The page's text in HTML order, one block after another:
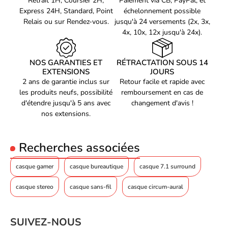
Express 24H, Standard, Point
Relais ou sur Rendez-vous.
échelonnement possible
jusqu'à 24 versements (2x, 3x,
4x, 10x, 12x jusqu'à 24x).
NOS GARANTIES ET
EXTENSIONS
2 ans de garantie inclus sur
les produits neufs, possibilité
d'étendre jusqu'à 5 ans avec
nos extensions.
RÉTRACTATION SOUS 14
JOURS
Retour facile et rapide avec
remboursement en cas de
changement d'avis !
Recherches associées
casque gamer casque bureautique casque 7.1 surround
casque stereo casque sans-fil casque circum-aural
SUIVEZ-NOUS